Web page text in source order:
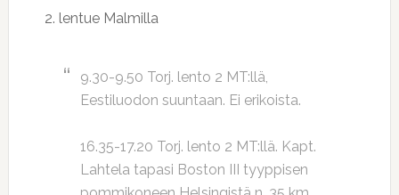
2. lentue Malmilla
9.30-9.50 Torj. lento 2 MT:llä,
Eestiluodon suuntaan. Ei erikoista.
16.35-17.20 Torj. lento 2 MT:llä. Kapt.
Lahtela tapasi Boston III tyyppisen